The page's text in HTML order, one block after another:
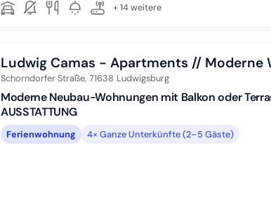
+ 14 weitere
Ludwig Camas - Apartments // Moderne
Schorndorfer Straße, 71638 Ludwigsburg
Moderne Neubau-Wohnungen mit Balkon oder
AUSSTATTUNG
Ferienwohnung 4× Ganze Unterkünfte (2–5 Gäste)